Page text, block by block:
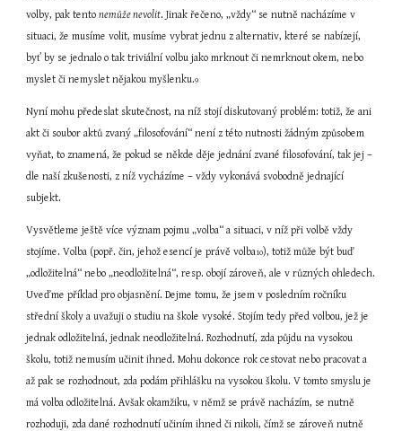
volby, pak tento nemůže nevolit. Jinak řečeno, „vždy“ se nutně nacházíme v
situaci, že musíme volit, musíme vybrat jednu z alternativ, které se nabízejí,
byť by se jednalo o tak triviální volbu jako mrknout či nemrknout okem, nebo
myslet či nemyslet nějakou myšlenku.9
Nyní mohu předeslat skutečnost, na níž stojí diskutovaný problém: totiž, že ani
akt či soubor aktů zvaný „filosofování“ není z této nutnosti žádným způsobem
vyňat, to znamená, že pokud se někde děje jednání zvané filosofování, tak jej –
dle naší zkušenosti, z níž vycházíme – vždy vykonává svobodně jednající
subjekt.
Vysvětleme ještě více význam pojmu „volba“ a situaci, v níž při volbě vždy
stojíme. Volba (popř. čin, jehož esencí je právě volba10), totiž může být buď
„odložitelná“ nebo „neodložitelná“, resp. obojí zároveň, ale v různých ohledech.
Uveďme příklad pro objasnění. Dejme tomu, že jsem v posledním ročníku
střední školy a uvažuji o studiu na škole vysoké. Stojím tedy před volbou, jež je
jednak odložitelná, jednak neodložitelná. Rozhodnutí, zda půjdu na vysokou
školu, totiž nemusím učinit ihned. Mohu dokonce rok cestovat nebo pracovat a
až pak se rozhodnout, zda podám přihlášku na vysokou školu. V tomto smyslu je
má volba odložitelná. Avšak okamžiku, v němž se právě nacházím, se nutně
rozhoduji, zda dané rozhodnutí učiním ihned či nikoli, čímž se zároveň nutně